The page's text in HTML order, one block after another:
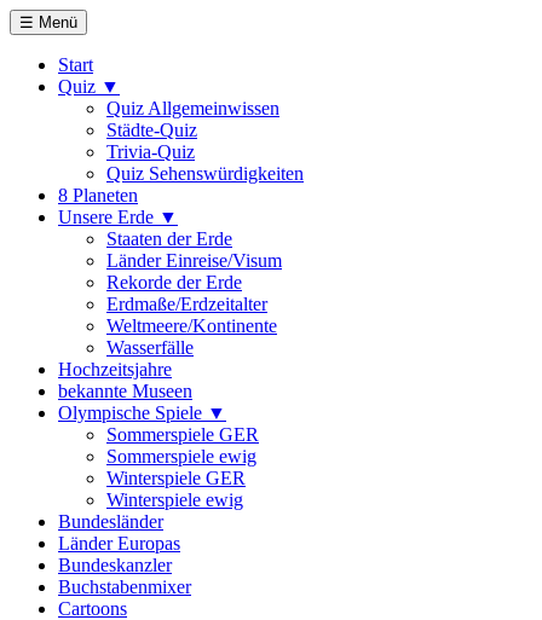
☰ Menü
Start
Quiz ▼
Quiz Allgemeinwissen
Städte-Quiz
Trivia-Quiz
Quiz Sehenswürdigkeiten
8 Planeten
Unsere Erde ▼
Staaten der Erde
Länder Einreise/Visum
Rekorde der Erde
Erdmaße/Erdzeitalter
Weltmeere/Kontinente
Wasserfälle
Hochzeitsjahre
bekannte Museen
Olympische Spiele ▼
Sommerspiele GER
Sommerspiele ewig
Winterspiele GER
Winterspiele ewig
Bundesländer
Länder Europas
Bundeskanzler
Buchstabenmixer
Cartoons